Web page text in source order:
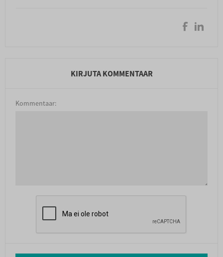
KIRJUTA KOMMENTAAR
Kommentaar: